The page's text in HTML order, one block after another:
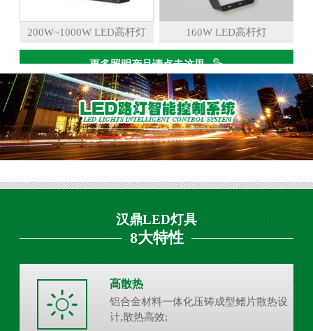
200W~1000W LED高杆灯 160W LED高杆灯
更多照明产品请点击这里
汉鼎LED灯具
8大特性
高散热
铝合金材料一体化压铸成型鳍片散热设
计,散热高效;